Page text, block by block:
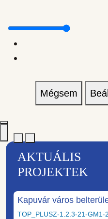
Mégsem
AKTUÁLIS
PROJEKTEK
Kapuvár város
TOP_PLUSZ-1.2.3-21-GM1-